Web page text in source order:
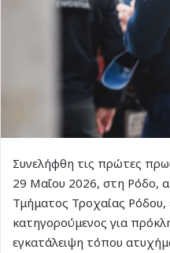
Συνελήφθη τις πρώτες
29 Μαΐου 2026, στη Ρόδο,
Τμήματος Τροχαίας
κατηγορούμενος για
εγκατάλειψη τόπου